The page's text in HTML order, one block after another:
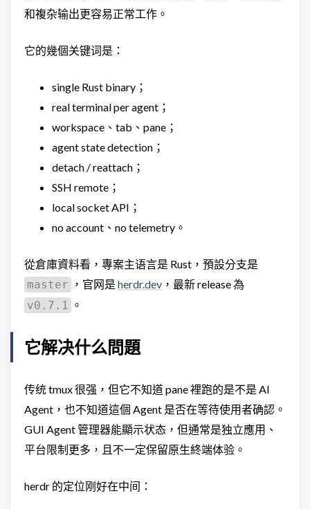
和複杂输出更容易正常工作。
它的幾個关键词是：
single Rust binary；
real terminal per agent；
workspace、tab、pane；
agent state detection；
detach / reattach；
SSH remote；
local socket API；
no account、no telemetry。
從倉庫資料看，專案主语言是 Rust，預設分支是
master ，官网是 herdr.dev ，最新 release 為
v0.7.1 。
它解决什么問題
传统 tmux 很强，但它不知道 pane 裡跑的是不是 AI
Agent，也不知道這個 Agent 是否在等待使用者确認。
GUI Agent 管理器能顯示状态，但通常是独立應用、
平台限制更多，且不一定保留原生終端体验。
herdr 的定位刚好在中间：